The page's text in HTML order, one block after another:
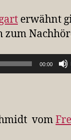
erwähnt
zum
00:00
vom